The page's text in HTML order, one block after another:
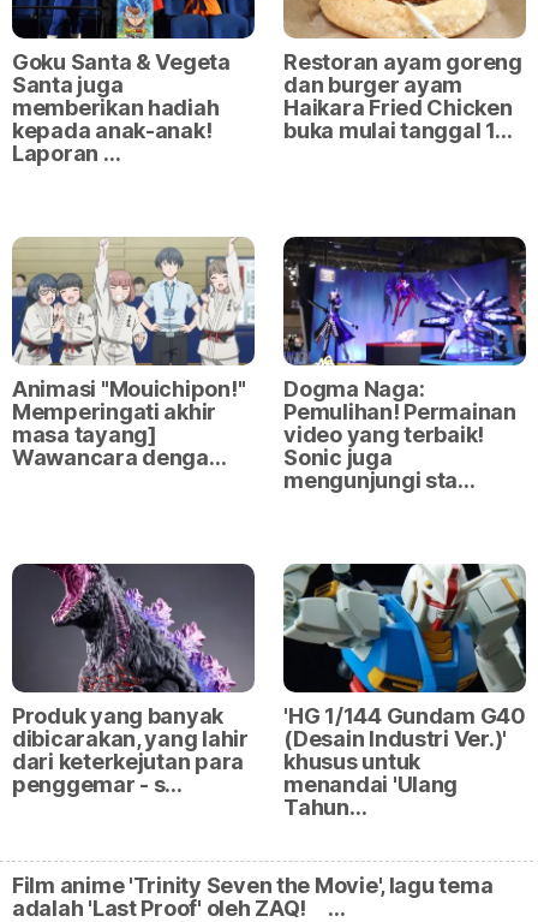
Goku Santa & Vegeta
Santa juga
memberikan hadiah
kepada anak-anak!
Laporan …
Restoran ayam goreng
dan burger ayam
Haikara Fried Chicken
buka mulai tanggal 1…
Animasi "Mouichipon!"
Memperingati akhir
masa tayang]
Wawancara denga…
Dogma Naga:
Pemulihan! Permainan
video yang terbaik!
Sonic juga
mengunjungi sta…
Produk yang banyak
dibicarakan, yang lahir
dari keterkejutan para
penggemar - s…
'HG 1/144 Gundam G40
(Desain Industri Ver.)'
khusus untuk
menandai 'Ulang
Tahun…
Film anime 'Trinity Seven the Movie', lagu tema
adalah 'Last Proof' oleh ZAQ! …